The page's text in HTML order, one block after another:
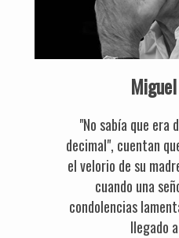
"No sabía que era
decimal", cuentan
el velorio de su
cuando una
condolencias
llegado